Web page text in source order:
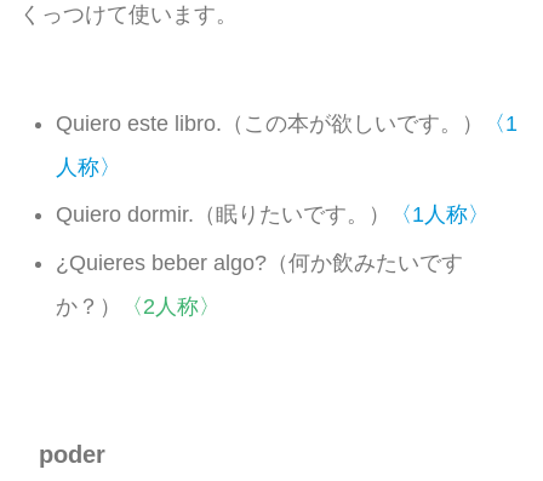
くっつけて使います。
Quiero este libro.（この本が欲しいです。）
〈1
人称〉
Quiero dormir.（眠りたいです。）
〈1人称〉
¿Quieres beber algo?（何か飲みたいです
か？）
〈2人称〉
poder